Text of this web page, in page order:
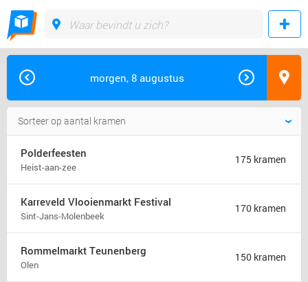
morgen, 8 augustus
Polderfeesten
Heist-aan-zee
175 kramen
Karreveld Vlooienmarkt Festival
Sint-Jans-Molenbeek
170 kramen
Rommelmarkt Teunenberg
Olen
150 kramen